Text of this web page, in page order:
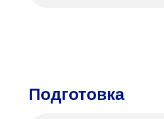
Подготовка